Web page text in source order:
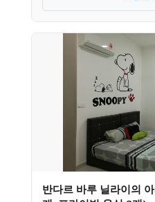
반다르 바루 닐라이의